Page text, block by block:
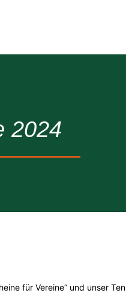
2024
für Vereine“ und unser